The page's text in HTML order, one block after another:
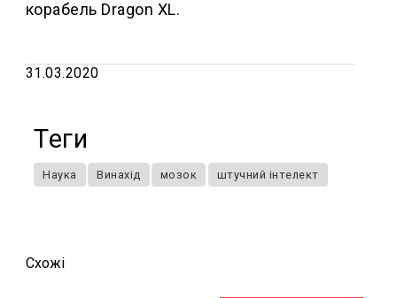
корабель Dragon XL.
31.03.2020
Теги
Наука Винахід мозок штучний інтелект
Схожi